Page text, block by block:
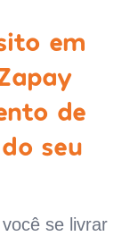
em
de
seu
se livrar